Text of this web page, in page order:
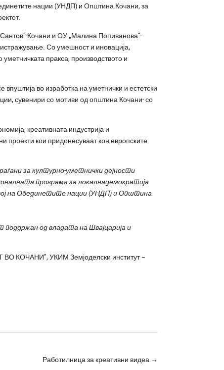
нации (УНДП) и Општина Кочани, за
Кочани и ОУ „Малина Попиванова”-
Со умешност и иновација,
пракса, производството и
во изработка на уметнички и естетски
сувенири со мотиви од општина Кочани- со
креативната индустрија и
проекти кои придонесуваат кон европските
за културно-уметнички дејности
програма за локалнадемократија
на Обединетите нации (УНДП) и Општина
од владата на Швајцарија и
ВО КОЧАНИ”, УКИМ Земјоделски институт –
Работилница за креативни видеа →